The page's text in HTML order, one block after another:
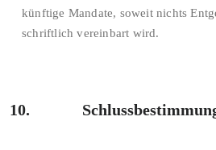
künftige Mandate, soweit nichts
schriftlich vereinbart wird.
10.